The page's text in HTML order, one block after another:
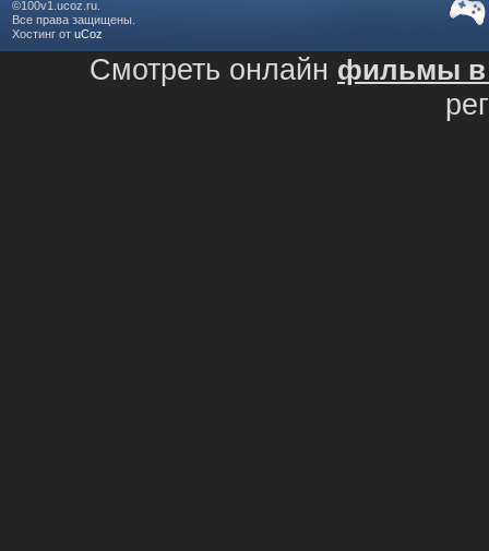
©100v1.ucoz.ru.
Все права защищены.
Хостинг от uCoz
Смотреть онлайн фильмы в